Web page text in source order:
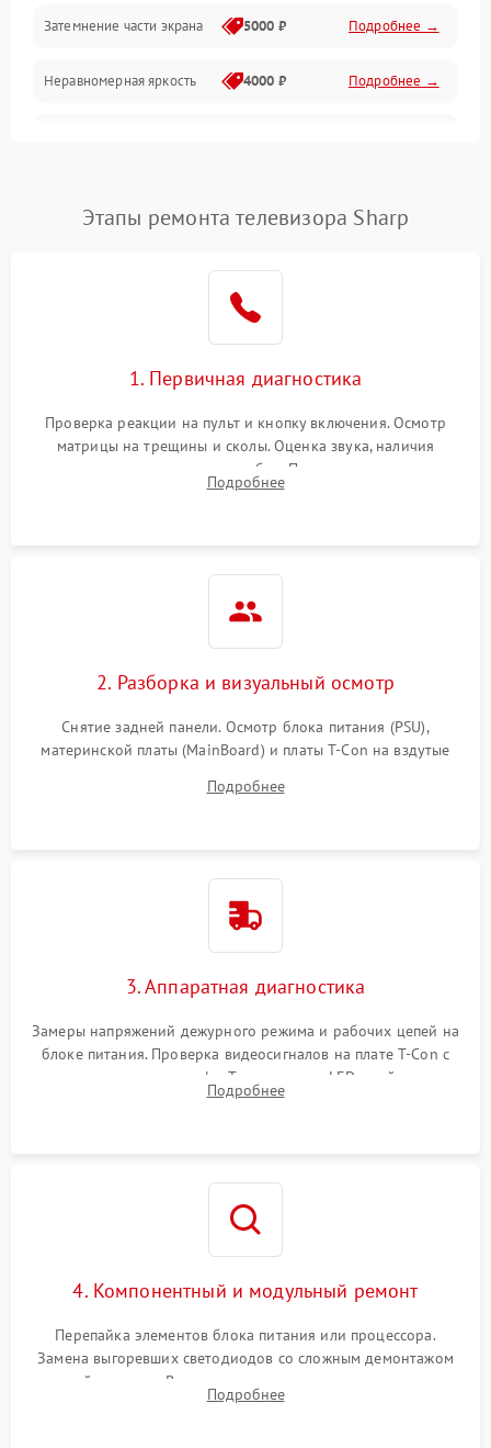
Механические повреждения
Программное обеспечение
Сеть и подключения
Затемнение части экрана 5000 ₽ Подробнее →
Неравномерная яркость 4000 ₽ Подробнее →
Этапы ремонта телевизора Sharp
1. Первичная диагностика
Проверка реакции на пульт и кнопку включения. Осмотр
матрицы на трещины и сколы. Оценка звука, наличия
подсветки и индикаторов ошибок. Подключение тестовых
источников сигнала для выявления симптомов поломки.
Подробнее
2. Разборка и визуальный осмотр
Снятие задней панели. Осмотр блока питания (PSU),
материнской платы (MainBoard) и платы T-Con на вздутые
Проверка надежности фиксации и целостности шлейфов.
Подробнее
3. Аппаратная диагностика
Замеры напряжений дежурного режима и рабочих цепей на
блоке питания. Проверка видеосигналов на плате T-Con с
помощью осциллографа. Тестирование LED-драйвера и
светодиодных планок подсветки мультиметром.
Подробнее
4. Компонентный и модульный ремонт
Перепайка элементов блока питания или процессора.
Замена выгоревших светодиодов со сложным демонтажом
хрупкой матрицы. Восстановление поврежденных дорожек,
прошивка микросхем памяти EEPROM
Подробнее